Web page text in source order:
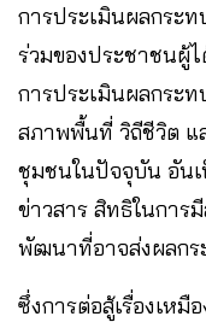
การประเมินผลกระ
ร่วมของประชาชนผู้
การประเมินผลกระ
สภาพพื้นที่ วิถีชีวิต แ
ชุมชนในปัจจุบัน อันเ
ข่าวสาร สิทธิในการ
พัฒนาที่อาจส่งผลกร
ซึ่งการต่อสู้เรื่องเห